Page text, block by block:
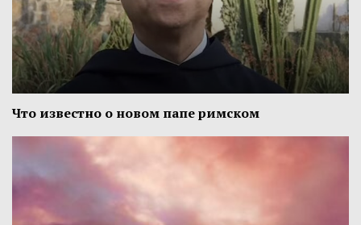
Что известно о новом папе римском